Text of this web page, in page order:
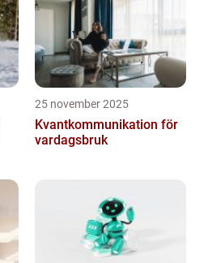
25 november 2025
Kvantkommunikation för
vardagsbruk